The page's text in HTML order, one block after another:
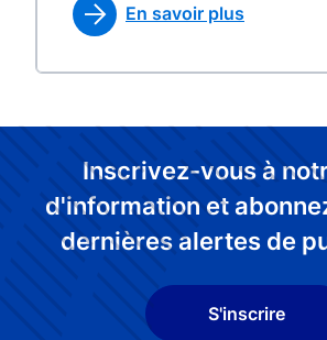
En savoir plus
Inscrivez-vous à
d'information et
dernières alertes de
S'inscrire